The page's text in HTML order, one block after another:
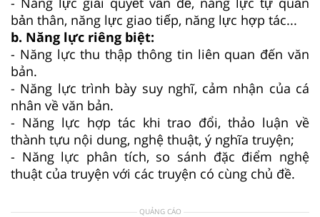
bản thân, năng lực giao tiếp, năng lực hợp tác...
b. Năng lực riêng biệt:
- Năng lực thu thập thông tin liên quan đến văn
bản.
- Năng lực trình bày suy nghĩ, cảm nhận của cá
nhân về văn bản.
- Năng lực hợp tác khi trao đổi, thảo luận về
thành tựu nội dung, nghệ thuật, ý nghĩa truyện;
- Năng lực phân tích, so sánh đặc điểm nghệ
thuật của truyện với các truyện có cùng chủ đề.
QUẢNG CÁO